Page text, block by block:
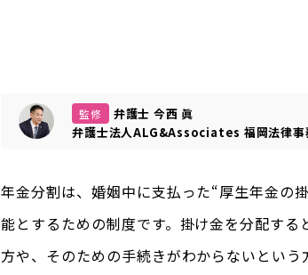
監修
弁護士 今西 眞
弁護士法人ALG&Associates 福岡法律
年金分割は、婚姻中に支払った“厚生年金の
能とするための制度です。掛け金を分配す
方や、そのための手続きがわからないという